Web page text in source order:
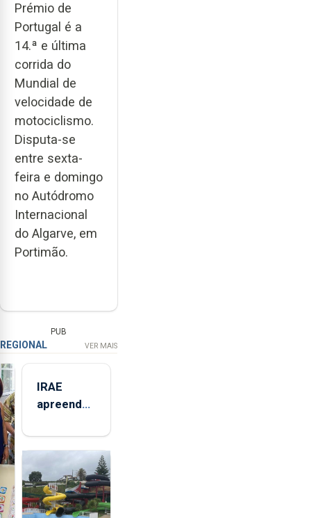
Prémio de
Portugal é a
14.ª e última
corrida do
Mundial de
velocidade de
motociclismo.
Disputa-se
entre sexta-
feira e domingo
no Autódromo
Internacional
do Algarve, em
Portimão.
PUB
REGIONAL VER MAIS
IRAE
apreendeu
toneladas
de
alimentos
entre
2021 e